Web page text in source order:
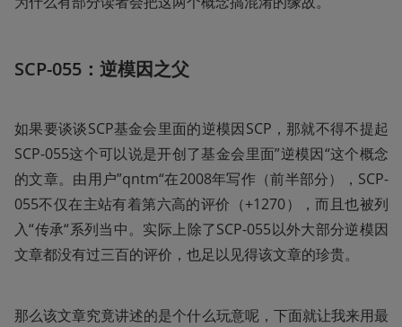
SCP-055：逆模因之父
如果要谈谈SCP基金会里面的逆模因SCP，那就不得不提起
SCP-055这个可以说是开创了基金会里面”逆模因“这个概念
的文章。由用户”qntm“在2008年写作（前半部分），SCP-
055不仅在主站有着第六高的评价（+1270），而且也被列
入“传承“系列当中。实际上除了SCP-055以外大部分逆模因
文章都没有过三百的评价，也足以见得该文章的珍贵。
那么该文章究竟讲述的是个什么玩意呢，下面就让我来用最